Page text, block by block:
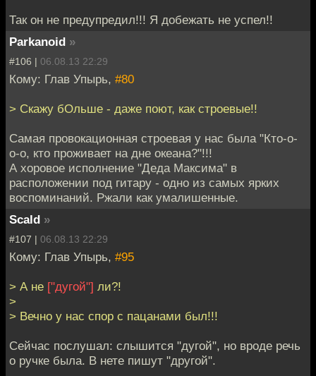
Так он не предупредил!!! Я добежать не успел!!
Parkanoid »
#106 | 06.08.13 22:29
Кому: Глав Упырь, #80
> Скажу бОльше - даже поют, как строевые!!
Самая провокационная строевая у нас была "Кто-о-
о-о, кто проживает на дне океана?"!!!
А хоровое исполнение "Деда Максима" в
расположении под гитару - одно из самых ярких
воспоминаний. Ржали как умалишенные.
Scald »
#107 | 06.08.13 22:29
Кому: Глав Упырь, #95
> А не ["дугой"] ли?!
>
> Вечно у нас спор с пацанами был!!!
Сейчас послушал: слышится "дугой", но вроде речь
о ручке была. В нете пишут "другой".